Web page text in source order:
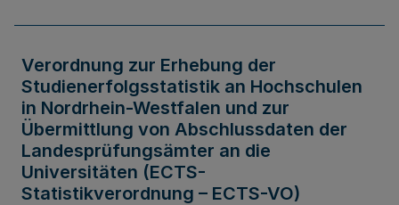
Verordnung zur Erhebung der
Studienerfolgsstatistik an Hochschulen
in Nordrhein-Westfalen und zur
Übermittlung von Abschlussdaten der
Landesprüfungsämter an die
Universitäten (ECTS-
Statistikverordnung – ECTS-VO)